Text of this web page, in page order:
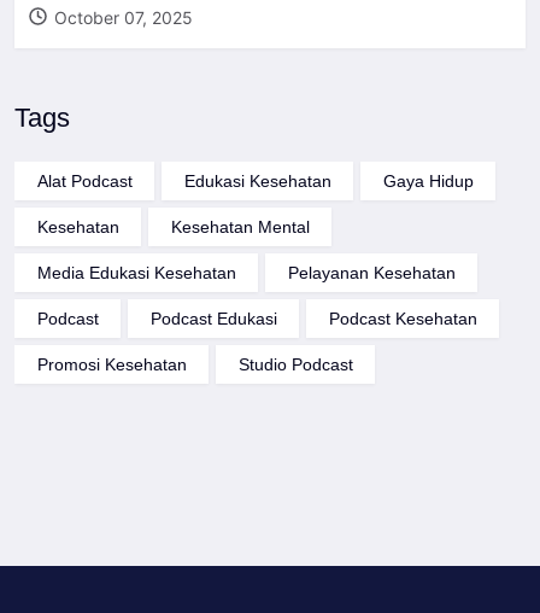
October 07, 2025
Tags
Alat Podcast Edukasi Kesehatan Gaya Hidup
Kesehatan Kesehatan Mental
Media Edukasi Kesehatan Pelayanan Kesehatan
Podcast Podcast Edukasi Podcast Kesehatan
Promosi Kesehatan Studio Podcast